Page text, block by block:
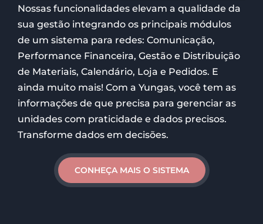
Nossas funcionalidades elevam a qualidade da
sua gestão integrando os principais módulos
de um sistema para redes: Comunicação,
Performance Financeira, Gestão e Distribuição
de Materiais, Calendário, Loja e Pedidos. E
ainda muito mais! Com a Yungas, você tem as
informações de que precisa para gerenciar as
unidades com praticidade e dados precisos.
Transforme dados em decisões.
CONHEÇA MAIS O SISTEMA